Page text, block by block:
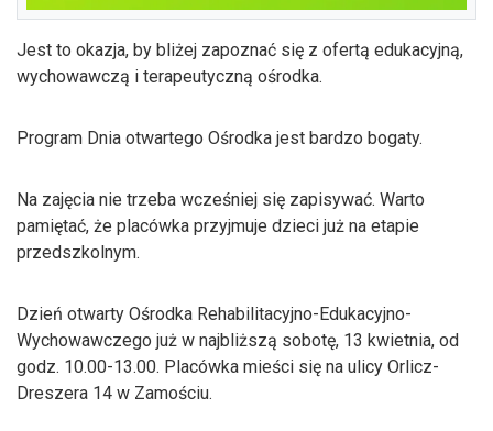
Jest to okazja, by bliżej zapoznać się z ofertą edukacyjną,
wychowawczą i terapeutyczną ośrodka.
Program Dnia otwartego Ośrodka jest bardzo bogaty.
Na zajęcia nie trzeba wcześniej się zapisywać. Warto
pamiętać, że placówka przyjmuje dzieci już na etapie
przedszkolnym.
Dzień otwarty Ośrodka Rehabilitacyjno-Edukacyjno-
Wychowawczego już w najbliższą sobotę, 13 kwietnia, od
godz. 10.00-13.00. Placówka mieści się na ulicy Orlicz-
Dreszera 14 w Zamościu.